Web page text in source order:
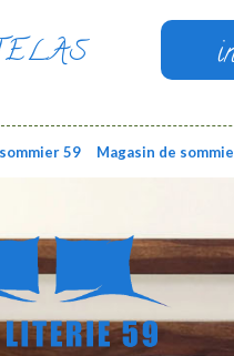
59 Magasin de